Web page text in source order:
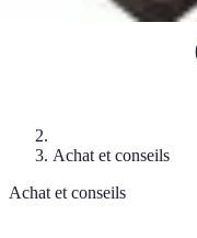
Achat et conseils
Achat et conseils